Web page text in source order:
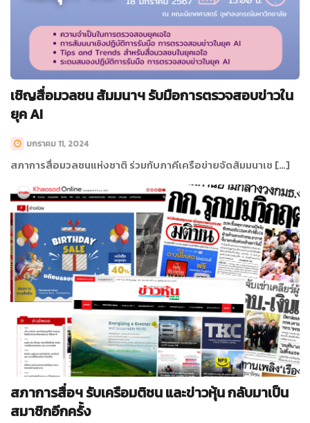
เชิญสื่อมวลชน สัมมนาฯ รับมือการตรวจสอบข่าวใน
ยุค AI
มกราคม 11, 2024
สภาการสื่อมวลชนแห่งชาติ ร่วมกับภาคีเครือข่ายจัดสัมมนาเช […]
สภาการสื่อฯ รับเครือมติชน และข่าวหุ้น กลับมาเป็น
สมาชิกอีกครั้ง